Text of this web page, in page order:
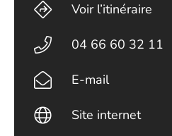
Voir l’itinéraire
04 66 60 32 11
E-mail
Site internet